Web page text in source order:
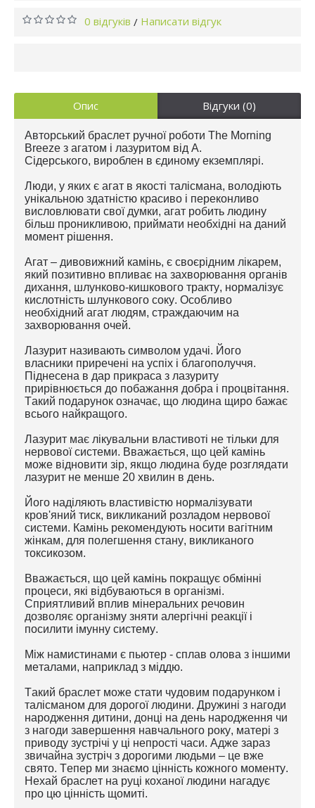
0 відгуків / Написати відгук
Опис Відгуки (0)
Авторський браслет ручної роботи The Morning
Breeze з агатом і лазуритом від А.
Сідерського, вироблен в єдиному екземплярі.
Люди, у яких є агат в якості талісмана, володіють
унікальною здатністю красиво і переконливо
висловлювати свої думки, агат робить людину
більш проникливою, приймати необхідні на даний
момент рішення.
Агат – дивовижний камінь, є своєрідним лікарем,
який позитивно впливає на захворювання органів
дихання, шлунково-кишкового тракту, нормалізує
кислотність шлункового соку. Особливо
необхідний агат людям, страждаючим на
захворювання очей.
Лазурит називають символом удачі. Його
власники приречені на успіх і благополуччя.
Піднесена в дар прикраса з лазуриту
прирівнюється до побажання добра і процвітання.
Такий подарунок означає, що людина щиро бажає
всього найкращого.
Лазурит має лікувальни властивоті не тільки для
нервової системи. Вважається, що цей камінь
може відновити зір, якщо людина буде розглядати
лазурит не менше 20 хвилин в день.
Його наділяють властивістю нормалізувати
кров'яний тиск, викликаний розладом нервової
системи. Камінь рекомендують носити вагітним
жінкам, для полегшення стану, викликаного
токсикозом.
Вважається, що цей камінь покращує обмінні
процеси, які відбуваються в організмі.
Сприятливий вплив мінеральних речовин
дозволяє організму зняти алергічні реакції і
посилити імунну систему.
Між намистинами є пьютер - сплав олова з іншими
металами, наприклад з міддю.
Такий браслет може стати чудовим подарунком і
талісманом для дорогої людини. Дружині з нагоди
народження дитини, донці на день народження чи
з нагоди завершення навчального року, матері з
приводу зустрічі у ці непрості часи. Адже зараз
звичайна зустріч з дорогими людьми – це вже
свято. Тепер ми знаємо цінність кожного моменту.
Нехай браслет на руці коханої людини нагадує
про цю цінність щомиті.